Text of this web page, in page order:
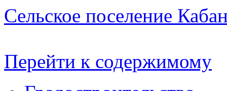
Сельское поселение
Перейти к содержимому